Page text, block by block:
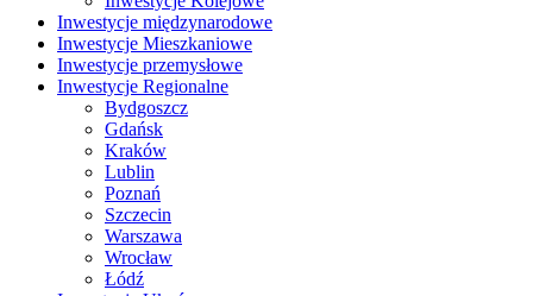
Inwestycje międzynarodowe
Inwestycje Mieszkaniowe
Inwestycje przemysłowe
Inwestycje Regionalne
Bydgoszcz
Gdańsk
Kraków
Lublin
Poznań
Szczecin
Warszawa
Wrocław
Łódź